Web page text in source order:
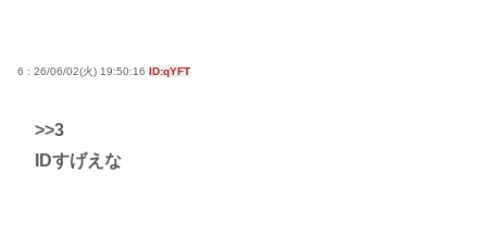
6 : 26/06/02(火) 19:50:16 ID:qYFT
>>3
IDすげえな